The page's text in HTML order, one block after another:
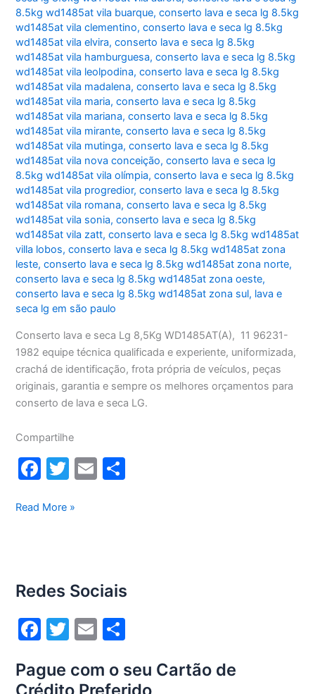
8.5kg wd1485at vila buarque,conserto lava e seca lg 8.5kg
wd1485at vila clementino,conserto lava e seca lg 8.5kg
wd1485at vila elvira,conserto lava e seca lg 8.5kg
wd1485at vila hamburguesa,conserto lava e seca lg 8.5kg
wd1485at vila leolpodina,conserto lava e seca lg 8.5kg
wd1485at vila madalena,conserto lava e seca lg 8.5kg
wd1485at vila maria,conserto lava e seca lg 8.5kg
wd1485at vila mariana,conserto lava e seca lg 8.5kg
wd1485at vila mirante,conserto lava e seca lg 8.5kg
wd1485at vila mutinga,conserto lava e seca lg 8.5kg
wd1485at vila nova conceição,conserto lava e seca lg
8.5kg wd1485at vila olímpia,conserto lava e seca lg 8.5kg
wd1485at vila progredior,conserto lava e seca lg 8.5kg
wd1485at vila romana,conserto lava e seca lg 8.5kg
wd1485at vila sonia,conserto lava e seca lg 8.5kg
wd1485at vila zatt,conserto lava e seca lg 8.5kg wd1485at
villa lobos,conserto lava e seca lg 8.5kg wd1485at zona
leste,conserto lava e seca lg 8.5kg wd1485at zona norte,
conserto lava e seca lg 8.5kg wd1485at zona oeste,
conserto lava e seca lg 8.5kg wd1485at zona sul, lava e
seca lg em são paulo
Conserto lava e seca Lg 8,5Kg WD1485AT(A), 11 96231-
1982 equipe técnica qualificada e experiente, uniformizada,
crachá de identificação, frota própria de veículos, peças
originais, garantia e sempre os melhores orçamentos para
conserto de lava e seca LG.
Compartilhe
F
c
o
o
k
T
itt
E
Conserto
8,5Kg
Read More »
Redes Sociais
F
c
T
itt
E
ai ar
Pague com o seu Cartão de
Crédito Preferido